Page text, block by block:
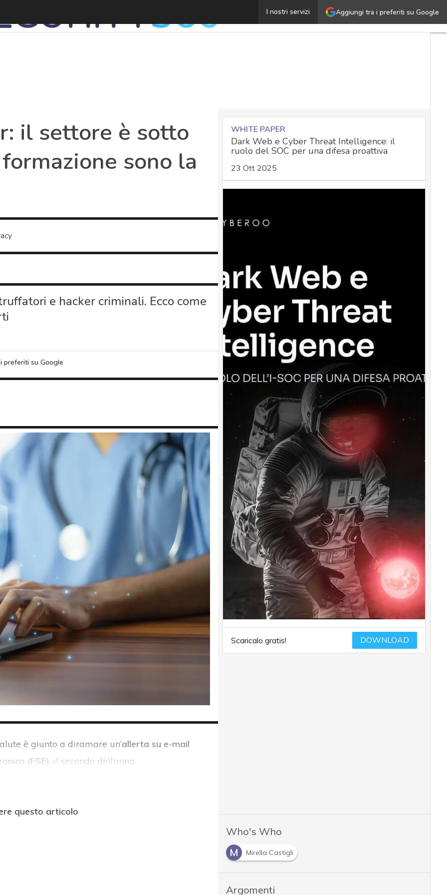
Aggiungi tra i preferiti su Google
I nostri servizi
Sanità e rischi cyber: il settore è sotto assedio, ma
il settore è sotto
sono la
e hacker criminali. Ecco come
preferiti su Google
è giunto a diramare un’allerta su e-mail
(FSE), il secondo dell’anno.
questo articolo
WHITE PAPER
Dark Web e Cyber Threat Intelligence: il
ruolo del SOC per una difesa proattiva
23 Ott 2025
Scaricalo gratis! DOWNLOAD
Who's Who
M
Mirella Castigli
Argomenti